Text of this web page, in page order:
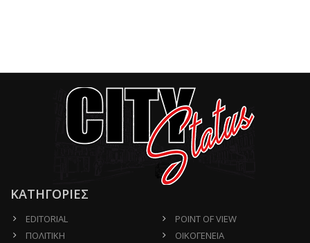
ΚΑΤΗΓΟΡΙΕΣ
EDITORIAL
ΠΟΛΙΤΙΚΗ
POINT OF VIEW
ΟΙΚΟΓΕΝΕΙΑ